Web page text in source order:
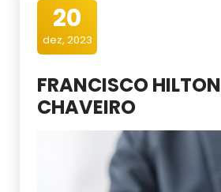
20
dez, 2023
FRANCISCO HILTON
CHAVEIRO